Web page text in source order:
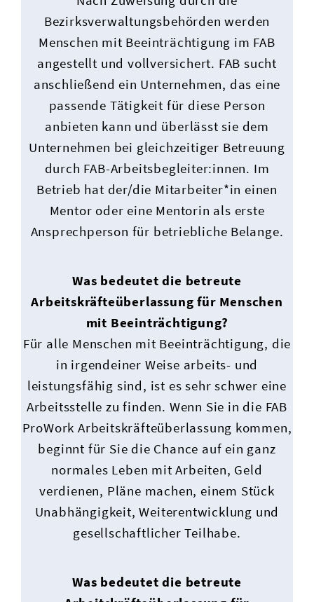
Bezirksverwaltungsbehörden werden
Menschen mit Beeinträchtigung im FAB
angestellt und vollversichert. FAB sucht
anschließend ein Unternehmen, das eine
passende Tätigkeit für diese Person
anbieten kann und überlässt sie dem
Unternehmen bei gleichzeitiger Betreuung
durch FAB-Arbeitsbegleiter:innen. Im
Betrieb hat der/die Mitarbeiter*in einen
Mentor oder eine Mentorin als erste
Ansprechperson für betriebliche Belange.
Was bedeutet die betreute
Arbeitskräfteüberlassung für Menschen
mit Beeinträchtigung?
Für alle Menschen mit Beeinträchtigung, die
in irgendeiner Weise arbeits- und
leistungsfähig sind, ist es sehr schwer eine
Arbeitsstelle zu finden. Wenn Sie in die FAB
ProWork Arbeitskräfteüberlassung kommen,
beginnt für Sie die Chance auf ein ganz
normales Leben mit Arbeiten, Geld
verdienen, Pläne machen, einem Stück
Unabhängigkeit, Weiterentwicklung und
gesellschaftlicher Teilhabe.
Was bedeutet die betreute